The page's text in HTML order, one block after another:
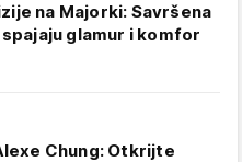
na Majorki: Savršena
glamur i komfor
Chung: Otkrijte